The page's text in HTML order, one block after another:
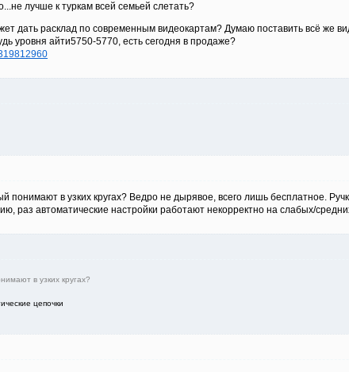
лучше к туркам всей семьей слетать?
дать расклад по современным видеокартам? Думаю поставить всё же
уровня айти5750-5770, есть сегодня в продаже?
понимают в узких кругах? Ведро не дырявое, всего лишь бесплатное.
раз автоматические настройки работают некорректно на слабых/
в узких кругах?
цепочки